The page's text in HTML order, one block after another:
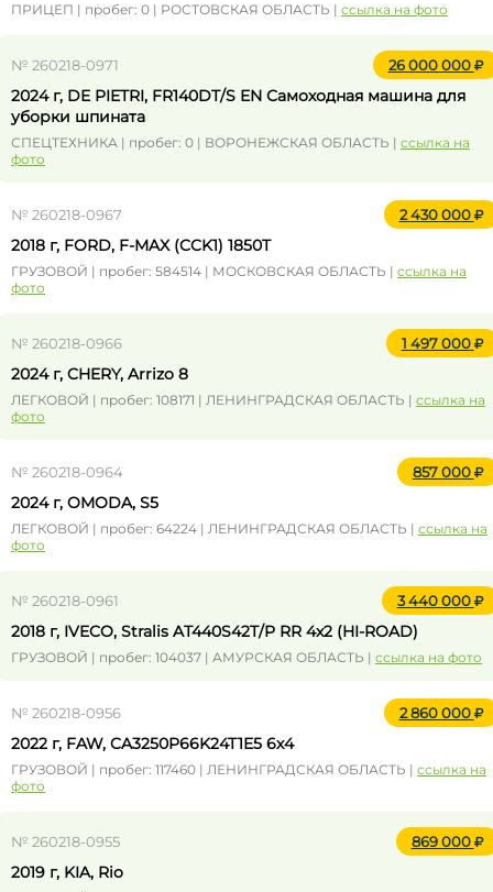
ПРИЦЕП | пробег: 0 | РОСТОВСКАЯ ОБЛАСТЬ | ссылка на фото
№ 260218-0971 26 000 000
2024 г, DE PIETRI, FR140DT/S EN Самоходная машина для
уборки шпината
СПЕЦТЕХНИКА | пробег: 0 | ВОРОНЕЖСКАЯ ОБЛАСТЬ | ссылка на
фото
№ 260218-0967 2 430 000
2018 г, FORD, F-MAX (CCK1) 1850T
ГРУЗОВОЙ | пробег: 584514 | МОСКОВСКАЯ ОБЛАСТЬ | ссылка на
фото
№ 260218-0966 1 497 000
2024 г, CHERY, Arrizo 8
ЛЕГКОВОЙ | пробег: 108171 | ЛЕНИНГРАДСКАЯ ОБЛАСТЬ | ссылка на
фото
№ 260218-0964 857 000
2024 г, OMODA, S5
ЛЕГКОВОЙ | пробег: 64224 | ЛЕНИНГРАДСКАЯ ОБЛАСТЬ | ссылка на
фото
№ 260218-0961 3 440 000
2018 г, IVECO, Stralis AT440S42T/P RR 4x2 (HI-ROAD)
ГРУЗОВОЙ | пробег: 104037 | АМУРСКАЯ ОБЛАСТЬ | ссылка на фото
№ 260218-0956 2 860 000
2022 г, FAW, CA3250P66K24T1E5 6х4
ГРУЗОВОЙ | пробег: 117460 | ЛЕНИНГРАДСКАЯ ОБЛАСТЬ | ссылка на
фото
№ 260218-0955 869 000
2019 г, KIA, Rio